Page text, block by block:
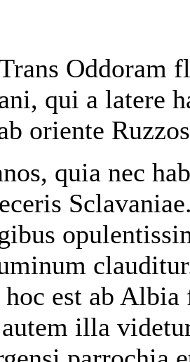
Oddoram
qui a latere
oriente
quia nec
est ab
illa